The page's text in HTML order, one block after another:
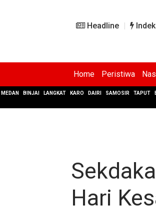
Headline
Home Peristiwa
MEDAN BINJAI LANGKAT KARO DAIRI SAMOSIR TAPUT
Hari